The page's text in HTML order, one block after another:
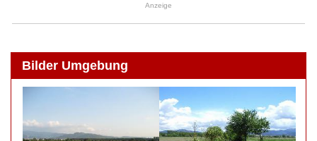
Anzeige
Bilder Umgebung